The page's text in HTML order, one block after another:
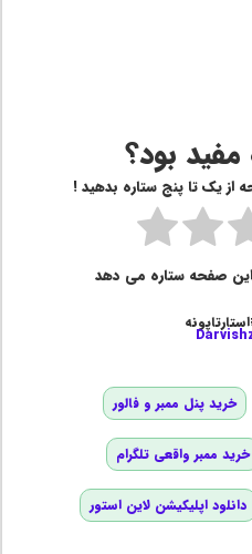
بود؟
از یک تا پنج ستاره بدهید !
صفحه ستاره می دهد
خرید پنل ممبر و فالور
خرید ممبر واقعی تلگرام
دانلود اپلیکیشن لاین استور